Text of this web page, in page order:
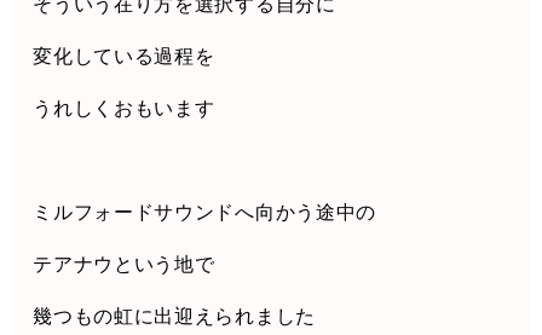
そういう在り方を選択する自分に
変化している過程を
うれしくおもいます
ミルフォードサウンドへ向かう 途中の
テアナウという地で
幾つもの虹に出迎えられました